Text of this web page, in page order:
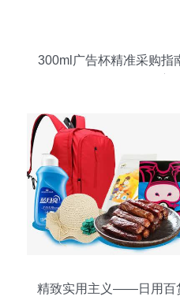
300ml广告杯精准采购指
精致实用主义——日用百